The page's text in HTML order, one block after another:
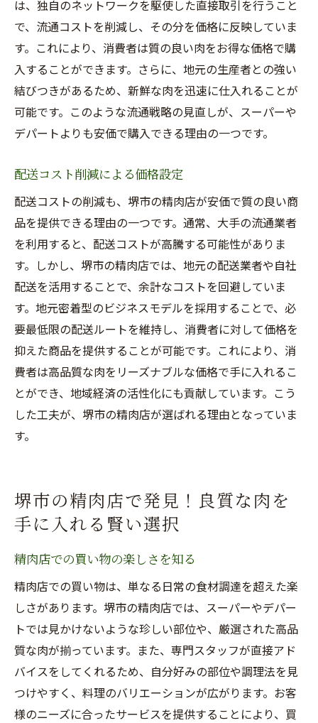
は、独自のネットワークを駆使した直接取引を行うこと
で、流通コストを削減し、その分を価格に反映していま
す。これにより、消費者は質の良い肉をお得な価格で購
入することができます。さらに、地元の生産者との強い
結びつきがあるため、新鮮な肉を迅速に仕入れることが
可能です。このような流通戦略の見直しが、スーパーや
デパートよりも安価で購入できる理由の一つです。
配送コスト削減による価格設定
配送コストの削減も、堺市の精肉店が安価で質の良い商
品を提供できる理由の一つです。通常、大手の流通業者
を利用すると、配送コストが高騰する可能性がありま
す。しかし、堺市の精肉店では、地元の配送業者や自社
配送を活用することで、余計なコストを回避していま
す。地元密着型のビジネスモデルを採用することで、必
要最低限の配送ルートを維持し、消費者に対して価格を
抑えた商品を提供することが可能です。これにより、消
費者は高品質な肉をリーズナブルな価格で手に入れるこ
とができ、地域経済の活性化にも貢献しています。こう
した工夫が、堺市の精肉店が選ばれる理由となっていま
す。
堺市の精肉店で発見！良質な肉を
手に入れる賢い選択
精肉店での買い物の楽しさを知る
精肉店での買い物は、単なる日常の食材調達を超えた楽
しさがあります。堺市の精肉店では、スーパーやデパー
トでは見かけないような珍しい部位や、厳選された高品
質な肉が揃っています。また、専門スタッフが直接アド
バイスをしてくれるため、自分好みの部位や調理法を見
つけやすく、料理のバリエーションが広がります。お客
様のニーズに合ったサービスを提供することにより、買